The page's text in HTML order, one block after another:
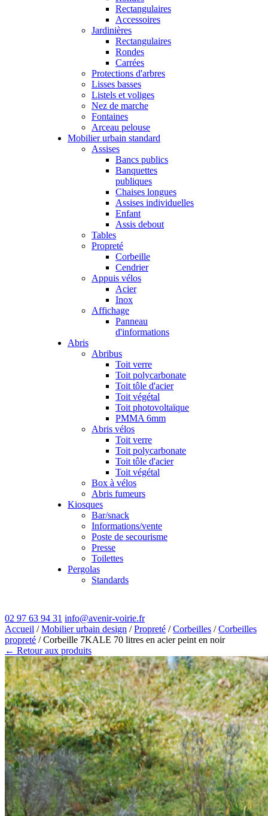
Rectangulaires
Accessoires
Jardinières
Rectangulaires
Rondes
Carrées
Protections d'arbres
Lisses basses
Listels et voliges
Nez de marche
Fontaines
Arceau pelouse
Mobilier urbain standard
Assises
Bancs publics
Banquettes
publiques
Chaises longues
Assises individuelles
Enfant
Assis debout
Tables
Propreté
Corbeille
Cendrier
Appuis vélos
Acier
Inox
Affichage
Panneau
d'informations
Abris
Abribus
Toit verre
Toit polycarbonate
Toit tôle d'acier
Toit végétal
Toit photovoltaïque
PMMA 6mm
Abris vélos
Toit verre
Toit polycarbonate
Toit tôle d'acier
Toit végétal
Box à vélos
Abris fumeurs
Kiosques
Bar/snack
Informations/vente
Poste de secourisme
Presse
Toilettes
Pergolas
Standards
02 97 63 94 31 info@avenir-voirie.fr
Accueil /Mobilier urbain design /Propreté /Corbeilles /Corbeilles
propreté / Corbeille 7KALE 70 litres en acier peint en noir
← Retour aux produits